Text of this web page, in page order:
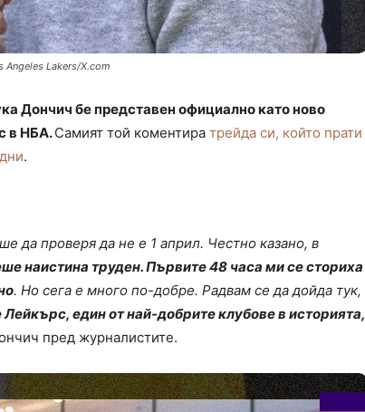
Lakers/X.com
Дончич бе представен официално като ново
в НБА.Самият той коментира трейда си, който прати
.
да проверя да не е 1 април. Честно казано, в
наистина труден. Първите 48 часа ми се сториха
. Но сега е много по-добре. Радвам се да дойда тук,
Лейкърс, един от най-добрите клубове в историята,
пред журналистите.